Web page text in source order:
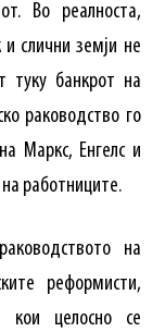
Во реалноста,
слични земји не
туку банкрот на
раководство го
Маркс, Енгелс и
работниците.
на
реформисти,
кои целосно се